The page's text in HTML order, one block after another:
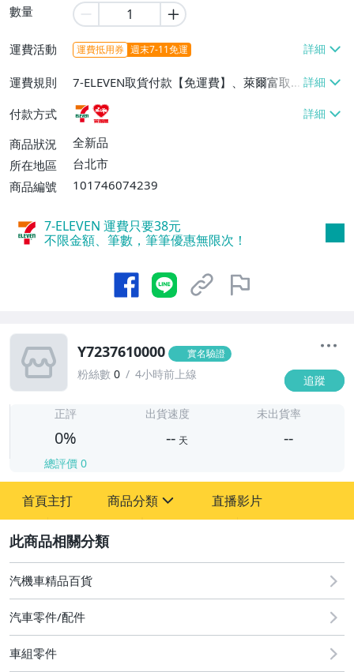
數量
運費活動 運費抵用券 週末7-11免運
運費規則
7-ELEVEN取貨付款【免運費】、萊爾富取
貨付款【免運費】
付款方式
商品狀況
全新品
所在地區
台北市
商品編號
101746074239
7-ELEVEN 運費只要38元
不限金額、筆數，筆筆優惠無限次！
Y7237610000 實名驗證
粉絲數 0 4小時前上線 追蹤
正評
0%
總評價 0
出貨速度
-- 天
未出貨率
--
首頁主打 商品分類
古董、藝術與礦石
手機、配件與通訊
直播影片
汽機車精品百貨
汽車零件/配件
車組零件